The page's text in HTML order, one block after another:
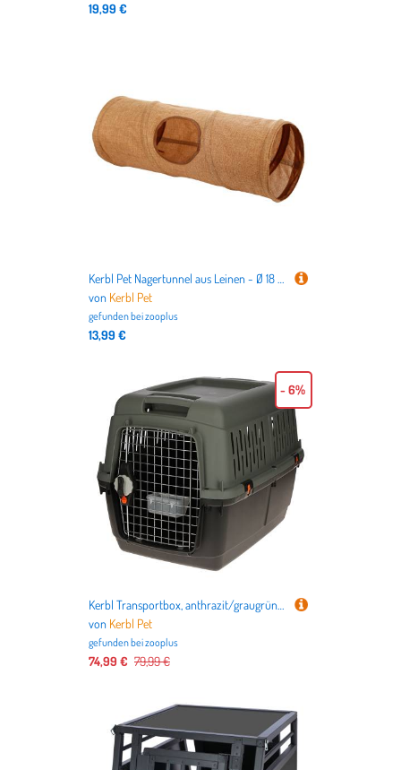
19,99 €
Kerbl Pet Nagertunnel aus Leinen - Ø 18 x L 50 cm
von Kerbl Pet
gefunden beizooplus
13,99 €
Kerbl Transportbox, anthrazit/graugrün - Größe 5: B 60 x T 81 x H 61,5 cm
von Kerbl Pet
gefunden beizooplus
74,99 € 79,99 €
- 6%